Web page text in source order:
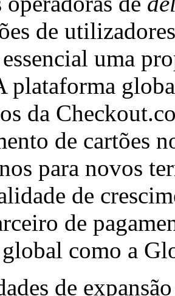
de
uma
plataforma
da
de cartões
para novos
de
de
global como a
de expansão